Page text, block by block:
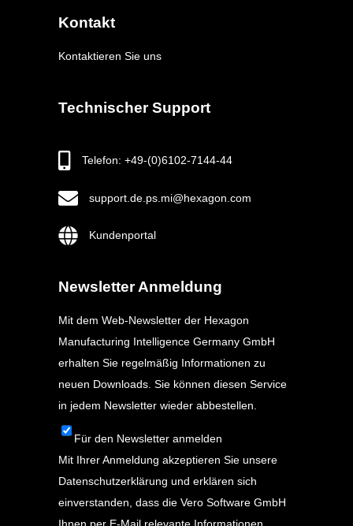
Kontakt
Kontaktieren Sie uns
Technischer Support
Telefon: +49-(0)6102-7144-44
support.de.ps.mi@hexagon.com
Kundenportal
Newsletter Anmeldung
Mit dem Web-Newsletter der Hexagon
Manufacturing Intelligence Germany GmbH
erhalten Sie regelmäßig Informationen zu
neuen Downloads. Sie können diesen Service
in jedem Newsletter wieder abbestellen.
Für den Newsletter anmelden
Mit Ihrer Anmeldung akzeptieren Sie unsere
Datenschutzerklärung und erklären sich
einverstanden, dass die Vero Software GmbH